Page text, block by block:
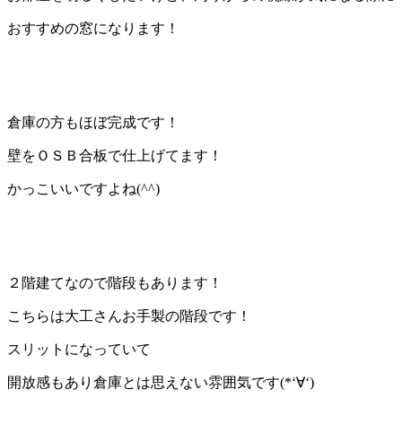
おすすめの窓になります！
倉庫の方もほぼ完成です！
壁をＯＳＢ合板で仕上げてます！
かっこいいですよね(^^)
２階建てなので階段もあります！
こちらは大工さんお手製の階段です！
スリットになっていて
開放感もあり倉庫とは思えない雰囲気です(*‘∀‘)